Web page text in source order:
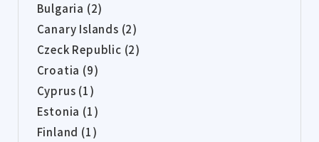
Bulgaria (2)
Canary Islands (2)
Czeck Republic (2)
Croatia (9)
Cyprus (1)
Estonia (1)
Finland (1)